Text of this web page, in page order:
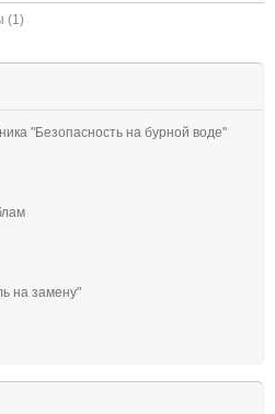
(1)
"Безопасность на бурной воде"
на замену"